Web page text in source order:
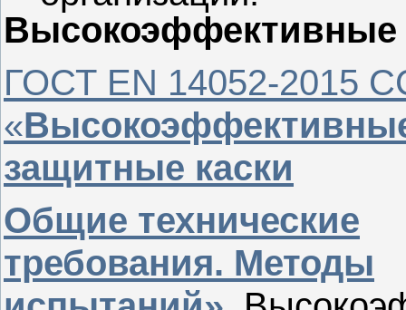
Высокоэффективные
ГОСТ EN 14052-2015
«
защитные каски
Общие технические
требования. Методы